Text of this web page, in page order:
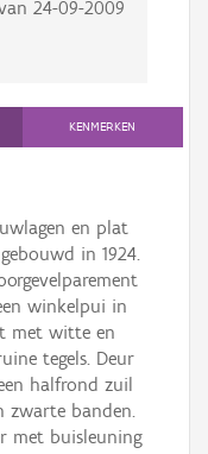
24-09-2009
KENMERKEN
en plat
in 1924.
winkelpui in
met witte en
tegels. Deur
halfrond zuil
zwarte banden.
met buisleuning